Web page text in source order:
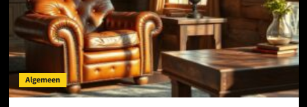
Algemeen